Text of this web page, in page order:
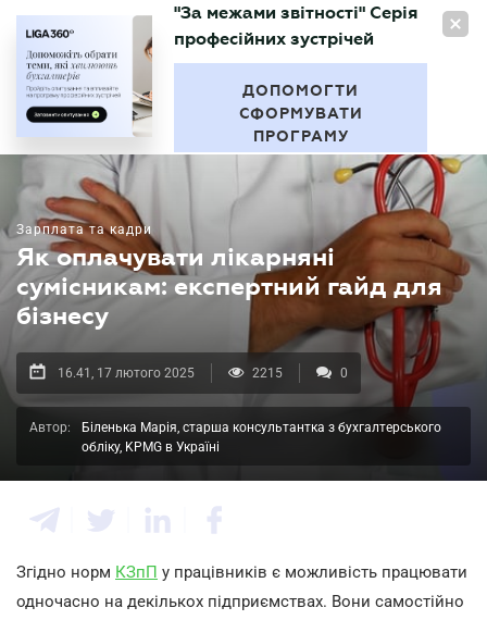
UA
БУХГАЛТЕР
"За межами звітності" Серія
професійних зустрічей
ДОПОМОГТИ
СФОРМУВАТИ
ПРОГРАМУ
Зарплата та кадри
Як оплачувати лікарняні
сумісникам: експертний гайд для
бізнесу
16.41, 17 лютого 2025 2215 0
Автор:
Біленька Марія, старша консультантка з бухгалтерського
обліку, KPMG в Україні
Згідно норм КЗпП у працівників є можливість працювати
одночасно на декількох підприємствах. Вони самостійно